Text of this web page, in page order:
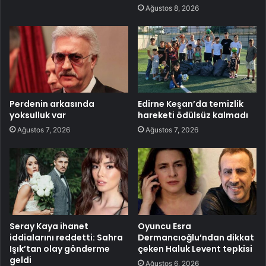
Ağustos 8, 2026
Perdenin arkasında
yoksulluk var
Ağustos 7, 2026
Edirne Keşan’da temizlik
hareketi ödülsüz kalmadı
Ağustos 7, 2026
Seray Kaya ihanet
iddialarını reddetti: Sahra
Işık’tan olay gönderme
geldi
Oyuncu Esra
Dermancıoğlu’ndan dikkat
çeken Haluk Levent tepkisi
Ağustos 6, 2026